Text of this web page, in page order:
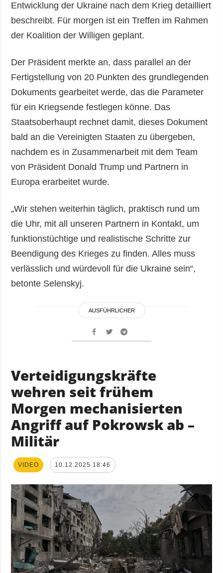
Entwicklung der Ukraine nach dem Krieg detailliert
beschreibt. Für morgen ist ein Treffen im Rahmen
der Koalition der Willigen geplant.
Der Präsident merkte an, dass parallel an der
Fertigstellung von 20 Punkten des grundlegenden
Dokuments gearbeitet werde, das die Parameter
für ein Kriegsende festlegen könne. Das
Staatsoberhaupt rechnet damit, dieses Dokument
bald an die Vereinigten Staaten zu übergeben,
nachdem es in Zusammenarbeit mit dem Team
von Präsident Donald Trump und Partnern in
Europa erarbeitet wurde.
„Wir stehen weiterhin täglich, praktisch rund um
die Uhr, mit all unseren Partnern in Kontakt, um
funktionstüchtige und realistische Schritte zur
Beendigung des Krieges zu finden. Alles muss
verlässlich und würdevoll für die Ukraine sein“,
betonte Selenskyj.
AUSFÜHRLICHER
Verteidigungskräfte
wehren seit frühem
Morgen mechanisierten
Angriff auf Pokrowsk ab –
Militär
VIDEO 10.12.2025 18:46